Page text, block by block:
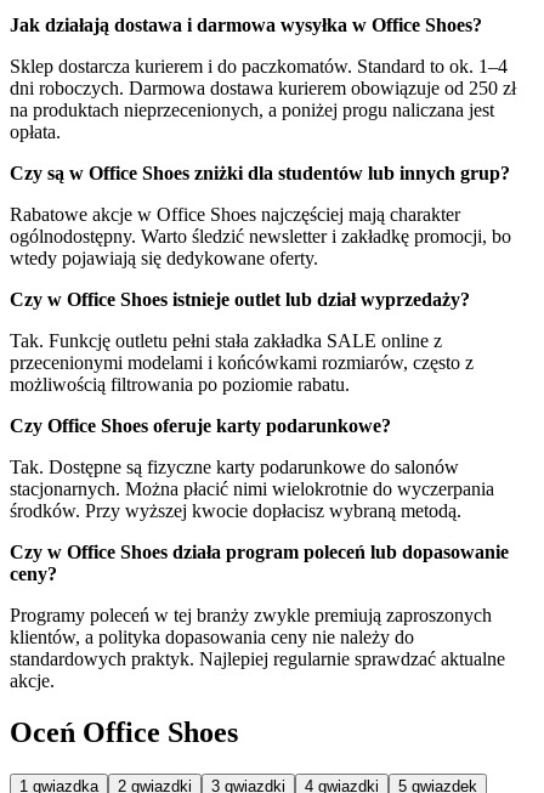
Jak działają dostawa i darmowa wysyłka w Office Shoes?
Sklep dostarcza kurierem i do paczkomatów. Standard to ok. 1–4
dni roboczych. Darmowa dostawa kurierem obowiązuje od 250 zł
na produktach nieprzecenionych, a poniżej progu naliczana jest
opłata.
Czy są w Office Shoes zniżki dla studentów lub innych grup?
Rabatowe akcje w Office Shoes najczęściej mają charakter
ogólnodostępny. Warto śledzić newsletter i zakładkę promocji, bo
wtedy pojawiają się dedykowane oferty.
Czy w Office Shoes istnieje outlet lub dział wyprzedaży?
Tak. Funkcję outletu pełni stała zakładka SALE online z
przecenionymi modelami i końcówkami rozmiarów, często z
możliwością filtrowania po poziomie rabatu.
Czy Office Shoes oferuje karty podarunkowe?
Tak. Dostępne są fizyczne karty podarunkowe do salonów
stacjonarnych. Można płacić nimi wielokrotnie do wyczerpania
środków. Przy wyższej kwocie dopłacisz wybraną metodą.
Czy w Office Shoes działa program poleceń lub dopasowanie
ceny?
Programy poleceń w tej branży zwykle premiują zaproszonych
klientów, a polityka dopasowania ceny nie należy do
standardowych praktyk. Najlepiej regularnie sprawdzać aktualne
akcje.
Oceń Office Shoes
1 gwiazdka 2 gwiazdki 3 gwiazdki 4 gwiazdki 5 gwiazdek